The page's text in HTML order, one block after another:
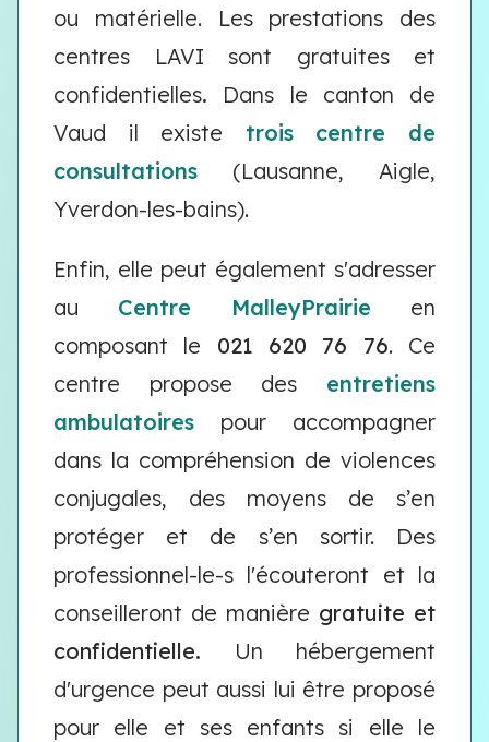
ou matérielle. Les prestations des
centres LAVI sont gratuites et
confidentielles. Dans le canton de
Vaud il existe trois centre de
consultations (Lausanne, Aigle,
Yverdon-les-bains).
Enfin, elle peut également s'adresser
au Centre MalleyPrairie en
composant le 021 620 76 76. Ce
centre propose des entretiens
ambulatoires pour accompagner
dans la compréhension de violences
conjugales, des moyens de s’en
protéger et de s’en sortir. Des
professionnel-le-s l'écouteront et la
conseilleront de manière gratuite et
confidentielle. Un hébergement
d'urgence peut aussi lui être proposé
pour elle et ses enfants si elle le